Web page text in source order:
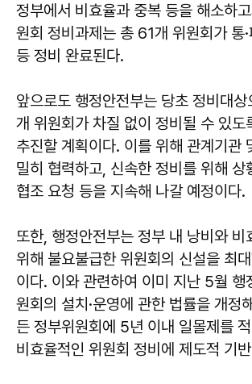
정부에서 비효율과 중복 등을 해소하
원회 정비과제는 총 61개 위원회가 통·
등 정비 완료된다.
앞으로도 행정안전부는 당초 정비대
개 위원회가 차질 없이 정비될 수 있도
추진할 계획이다. 이를 위해 관계기관
밀히 협력하고, 신속한 정비를 위해 상
협조 요청 등을 지속해 나갈 예정이다.
또한, 행정안전부는 정부 내 낭비와 비
위해 불요불급한 위원회의 신설을 최
이다. 이와 관련하여 이미 지난 5월 행
원회의 설치·운영에 관한 법률을 개정
든 정부위원회에 5년 이내 일몰제를
비효율적인 위원회 정비에 제도적 기